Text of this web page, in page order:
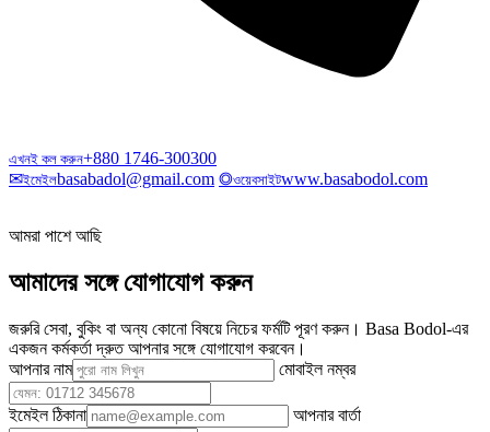
এখনই কল করুন+880 1746-300300
✉ইমেইলbasabadol@gmail.com ◎ওয়েবসাইটwww.basabodol.com
আমরা পাশে আছি
আমাদের সঙ্গে যোগাযোগ করুন
জরুরি সেবা, বুকিং বা অন্য কোনো বিষয়ে নিচের ফর্মটি পূরণ করুন। Basa Bodol-এর
একজন কর্মকর্তা দ্রুত আপনার সঙ্গে যোগাযোগ করবেন।
আপনার নাম
মোবাইল নম্বর
ইমেইল ঠিকানা আপনার বার্তা